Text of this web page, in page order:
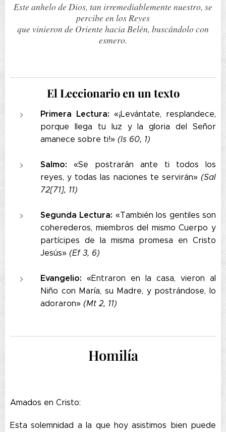
Este anhelo de Dios, tan irremediablemente nuestro, se
percibe en los Reyes
que vinieron de Oriente hacia Belén, buscándolo con
esmero.
El Leccionario en un texto
Primera Lectura: «¡Levántate, resplandece,
porque llega tu luz y la gloria del Señor
amanece sobre ti!» (Is 60, 1)
Salmo: «Se postrarán ante ti todos los
reyes, y todas las naciones te servirán» (Sal
72[71], 11)
Segunda Lectura: «También los gentiles son
coherederos, miembros del mismo Cuerpo y
partícipes de la misma promesa en Cristo
Jesús» (Ef 3, 6)
Evangelio: «Entraron en la casa, vieron al
Niño con María, su Madre, y postrándose, lo
adoraron» (Mt 2, 11)
Homilía
Amados en Cristo:
Esta solemnidad a la que hoy asistimos bien puede